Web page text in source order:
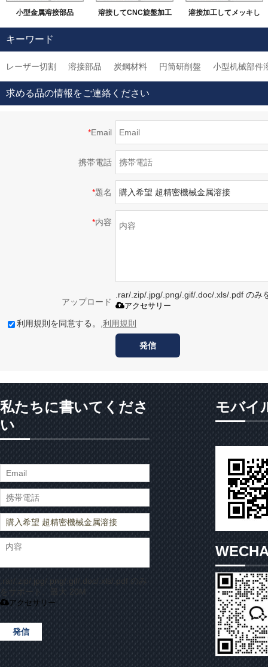
小型金属溶接部品 溶接してCNC旋盤加工 溶接加工してメッキし
キーワード
レーザー切割 溶接部品 炭鋼材料 円筒研削盤 小型机械部件
求める品の情報をご連絡ください
*Email
携帯電話
*題名
*内容
アップロード
.rar/.zip/.jpg/.png/.gif/.doc/.xls/.pdf のみ
アクセサリー
利用規則を同意する。, 利用規則
発信
私たちに書いてくださ
い
.rar/.zip/.jpg/.png/.gif/.doc/.xls/.pdf のみ
をサポート、最大 20M
アクセサリー
発信
モバイ